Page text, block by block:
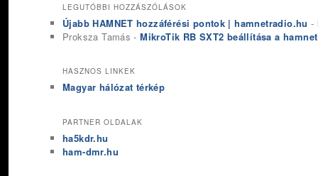
LEGUTÓBBI HOZZÁSZÓLÁSOK
Újabb HAMNET hozzáférési pontok | hamnetradio.hu -
Proksza Tamás -MikroTik RB SXT2 beállítása a
HASZNOS LINKEK
Magyar hálózat térkép
PARTNER OLDALAK
ha5kdr.hu
ham-dmr.hu